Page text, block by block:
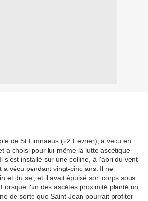
de St Limnaeus (22 Février) a vécu en
a choisi pour lui-même la lutte ascétique
Il s'est installé sur une colline , à l'abri du vent
a vécu pendant vingt-cinq ans. Il ne
et du sel et il avait épuisé son corps sous
Lorsque l'un des ascètes proximité planté un
de sorte que Saint-Jean pourrait profiter